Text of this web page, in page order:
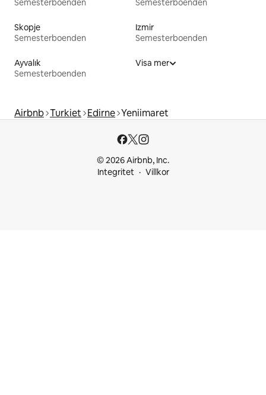
Semesterboenden Semesterboenden
Skopje
Semesterboenden
Izmir
Semesterboenden
Ayvalık
Semesterboenden
Visa mer
Airbnb Turkiet Edirne Yeniimaret
© 2026 Airbnb, Inc.
Integritet
Villkor